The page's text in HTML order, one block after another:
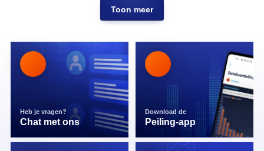
Toon meer
Heb je vragen?
Chat met ons
Download de
Peiling-app